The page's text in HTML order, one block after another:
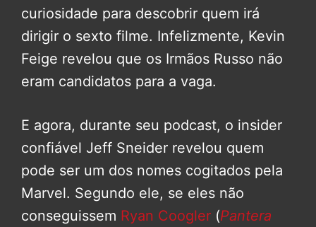
curiosidade para descobrir quem irá
dirigir o sexto filme. Infelizmente, Kevin
Feige revelou que os Irmãos Russo não
eram candidatos para a vaga.
E agora, durante seu podcast, o insider
confiável Jeff Sneider revelou quem
pode ser um dos nomes cogitados pela
Marvel. Segundo ele, se eles não
conseguissem Ryan Coogler (Pantera